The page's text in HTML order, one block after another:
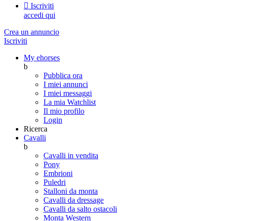
 Iscriviti
accedi qui
Crea un annuncio
Iscriviti
My ehorses
b
Pubblica ora
I miei annunci
I miei messaggi
La mia Watchlist
Il mio profilo
Login
Ricerca
Cavalli
b
Cavalli in vendita
Pony
Embrioni
Puledri
Stalloni da monta
Cavalli da dressage
Cavalli da salto ostacoli
Monta Western